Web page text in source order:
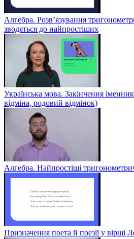
Алгебра. Розв’язування
зводяться до найпростіших
Українська мова. Закінчення
відміна, родовий відмінок)
Алгебра. Найпростіші
Призначення поета й поезії у вірші